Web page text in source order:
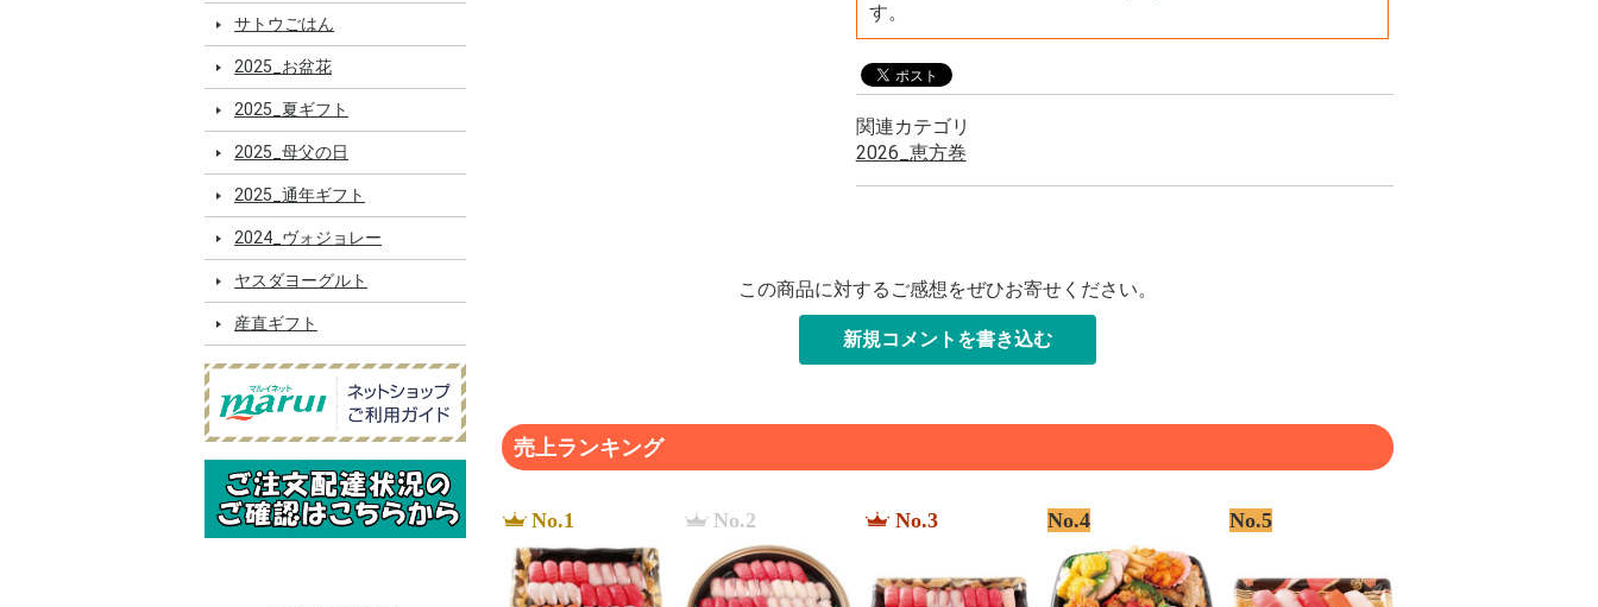
サトウごはん
2025_お盆花
2025_夏ギフト
2025_母父の日
2025_通年ギフト
2024_ヴォジョレー
ヤスダヨーグルト
産直ギフト
す。
関連カテゴリ
2026_恵方巻
この商品に対するご感想をぜひお寄せください。
新規コメントを書き込む
売上ランキング
No.1 No.2 No.3 No.4 No.5